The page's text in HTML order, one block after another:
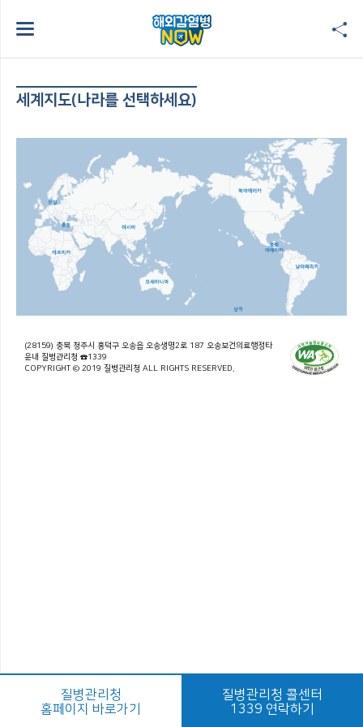
세계지도(나라를 선택하세요)
(28159) 충북 청주시 흥덕구 오송읍 오송생명2로 187 오송보건의료행정타
운내 질병관리청 ☎1339
COPYRIGHT © 2019 질병관리청 ALL RIGHTS RESERVED.
질병관리청
홈페이지 바로가기
질병관리청 콜센터
1339 연락하기